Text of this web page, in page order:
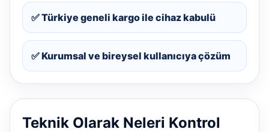
✅ Türkiye geneli kargo ile cihaz kabulü
✅ Kurumsal ve bireysel kullanıcıya çözüm
Teknik Olarak Neleri Kontrol